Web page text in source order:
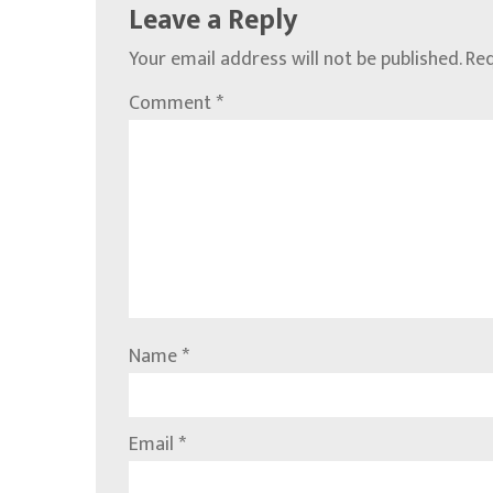
Leave a Reply
Your email address will not be published.
Comment*
Name*
Email*